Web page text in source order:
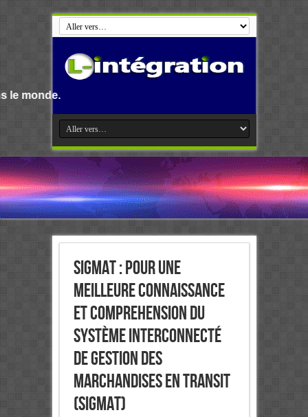
SIGMAT : POUR UNE
MEILLEURE CONNAISSANCE
ET COMPREHENSION DU
SYSTÈME INTERCONNECTÉ
DE GESTION DES
MARCHANDISES EN TRANSIT
(SIGMAT)